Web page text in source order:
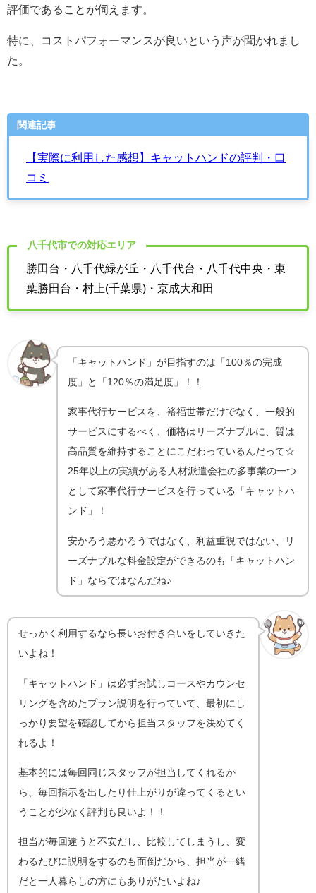
評価であることが伺えます。
特に、コストパフォーマンスが良いという声が聞かれまし
た。
関連記事
【実際に利用した感想】キャットハンドの評判・口
コミ
八千代市での対応エリア
勝田台・八千代緑が丘・八千代台・八千代中央・東
葉勝田台・村上(千葉県)・京成大和田
「キャットハンド」が目指すのは「100％の完成
度」と「120％の満足度」！！
家事代行サービスを、裕福世帯だけでなく、一般的
サービスにするべく、価格はリーズナブルに、質は
高品質を維持することにこだわっているんだって☆
25年以上の実績がある人材派遣会社の多事業の一つ
として家事代行サービスを行っている「キャットハ
ンド」！
安かろう悪かろうではなく、利益重視ではない、リ
ーズナブルな料金設定ができるのも「キャットハン
ド」ならではなんだね♪
せっかく利用するなら長いお付き合いをしていきた
いよね！
「キャットハンド」は必ずお試しコースやカウンセ
リングを含めたプラン説明を行っていて、最初にし
っかり要望を確認してから担当スタッフを決めてく
れるよ！
基本的には毎回同じスタッフが担当してくれるか
ら、毎回指示を出したり仕上がりが違ってくるとい
うことが少なく評判も良いよ！！
担当が毎回違うと不安だし、比較してしまうし、変
わるたびに説明をするのも面倒だから、担当が一緒
だと一人暮らしの方にもありがたいよね♪